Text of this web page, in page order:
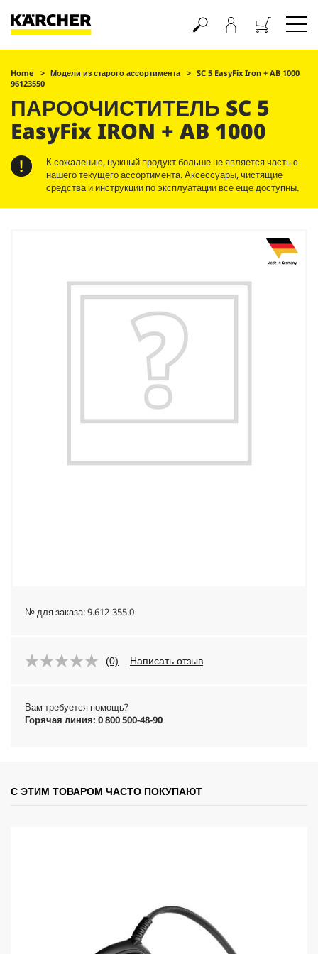
Корзина
Home Модели из старого ассортимента SC 5 EasyFix Iron + AB 1000
96123550
ПАРООЧИСТИТЕЛЬ SC 5
EasyFix IRON + AB 1000
К сожалению, нужный продукт больше не является частью
нашего текущего ассортимента. Аксессуары, чистящие
средства и инструкции по эксплуатации все еще доступны.
№ для заказа:9.612-355.0
(0) Написать отзыв
Вам требуется помощь?
Горячая линия: 0 800 500-48-90
С ЭТИМ ТОВАРОМ ЧАСТО ПОКУПАЮТ